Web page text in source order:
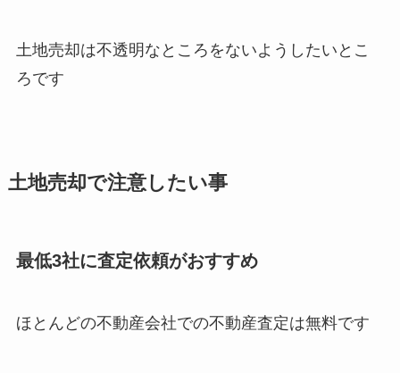
土地売却は不透明なところをないようしたいとこ
ろです
土地売却で注意したい事
最低3社に査定依頼がおすすめ
ほとんどの不動産会社での不動産査定は無料です